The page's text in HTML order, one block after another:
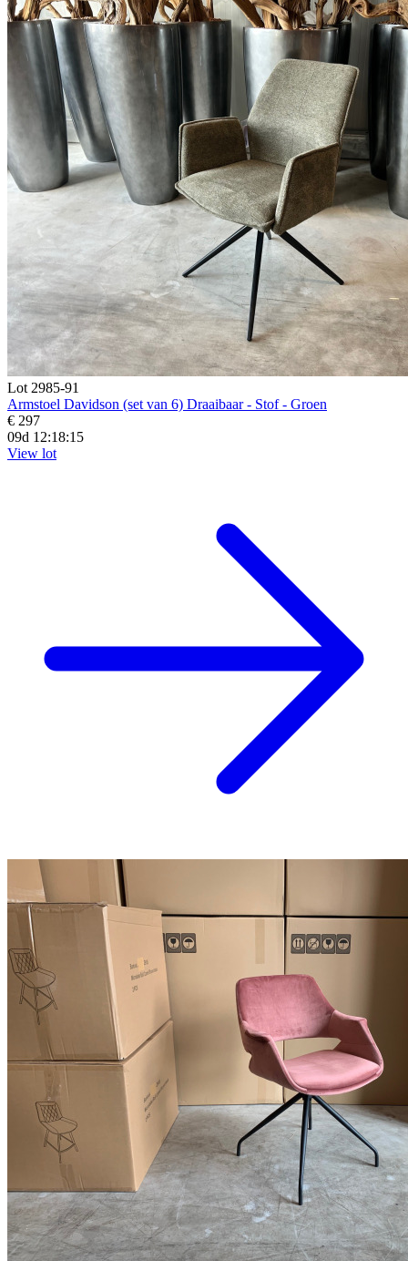
Lot 2985-91
Armstoel Davidson (set van 6) Draaibaar - Stof - Groen
€ 297
09d 12:18:14
View lot